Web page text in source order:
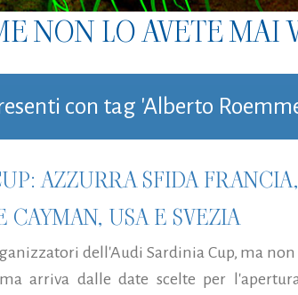
NON LO AVETE MAI
con tag 'Alberto
AZZURRA SFIDA
CAYMAN, USA E SVEZIA
dell'Audi Sardinia Cup, ma non
arriva dalle date scelte per